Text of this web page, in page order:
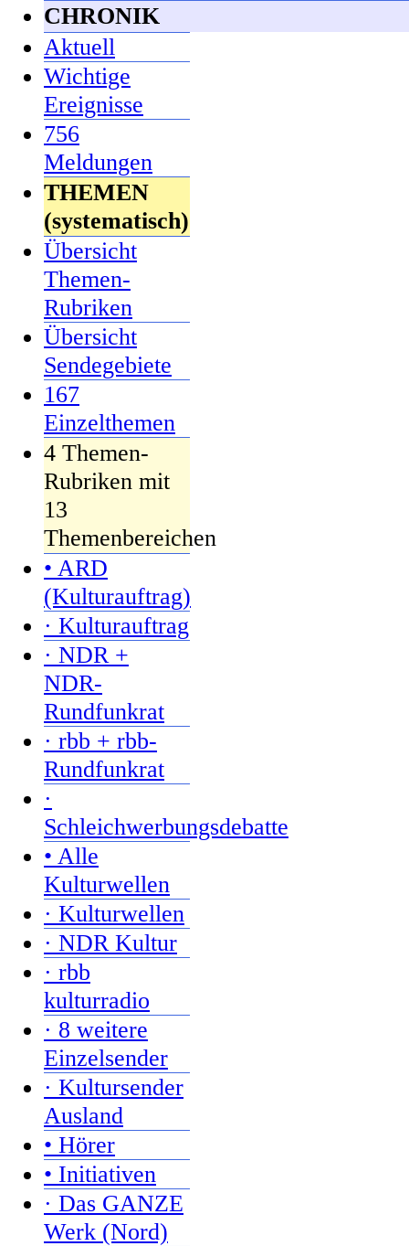
CHRONIK
Aktuell
Wichtige
Ereignisse
756
Meldungen
THEMEN
(systematisch)
Übersicht
Themen-
Rubriken
Übersicht
Sendegebiete
167
Einzelthemen
4 Themen-
Rubriken mit
13
Themenbereichen
• ARD
(Kulturauftrag)
· Kulturauftrag
· NDR +
NDR-
Rundfunkrat
· rbb + rbb-
Rundfunkrat
·
Schleichwerbungsdebatte
• Alle
Kulturwellen
· Kulturwellen
· NDR Kultur
· rbb
kulturradio
· 8 weitere
Einzelsender
· Kultursender
Ausland
• Hörer
• Initiativen
· Das GANZE
Werk (Nord)